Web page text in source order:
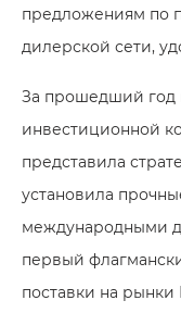
предложениям по
дилерской сети,
За прошедший год
инвестиционной
представила
установила
международными
первый
поставки на